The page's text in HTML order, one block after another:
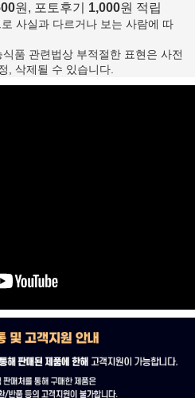
원, 포토후기 1,000원 적립
사실과 다르거나 보는 사람에 따
품 관련법상 부적절한 표현은 사전
, 삭제될 수 있습니다.